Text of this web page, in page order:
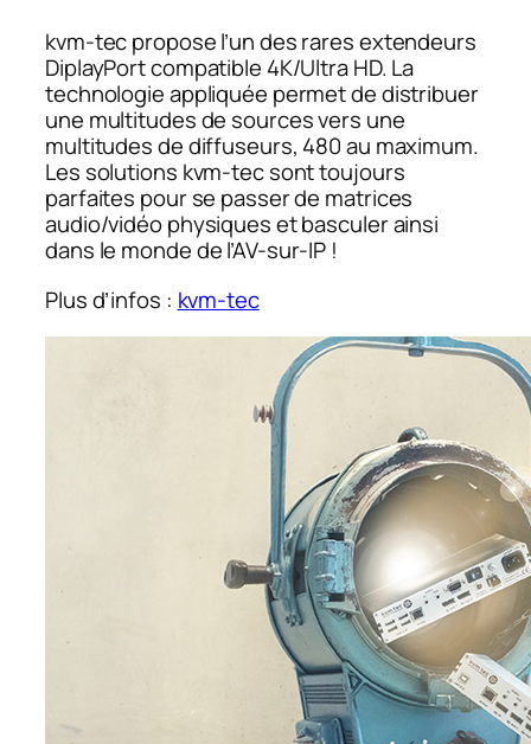
kvm-tec propose l’un des rares extendeurs
DiplayPort compatible 4K/Ultra HD. La
technologie appliquée permet de distribuer
une multitudes de sources vers une
multitudes de diffuseurs, 480 au maximum.
Les solutions kvm-tec sont toujours
parfaites pour se passer de matrices
audio/vidéo physiques et basculer ainsi
dans le monde de l’AV-sur-IP !
Plus d’infos : kvm-tec